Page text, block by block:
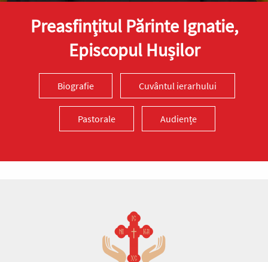
Preasfinţitul Părinte Ignatie,
Episcopul Hușilor
Biografie Cuvântul ierarhului
Pastorale Audiențe